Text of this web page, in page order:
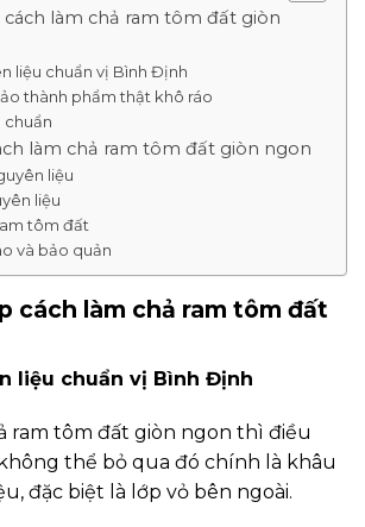
cách làm chả ram tôm đất giòn
liệu chuẩn vị Bình Định
thành phẩm thật khô ráo
chuẩn
làm chả ram tôm đất giòn ngon
liệu
liệu
tôm đất
và bảo quản
cách làm chả ram tôm đất
liệu chuẩn vị Bình Định
ram tôm đất giòn ngon thì điều
thể bỏ qua đó chính là khâu
đặc biệt là lớp vỏ bên ngoài.